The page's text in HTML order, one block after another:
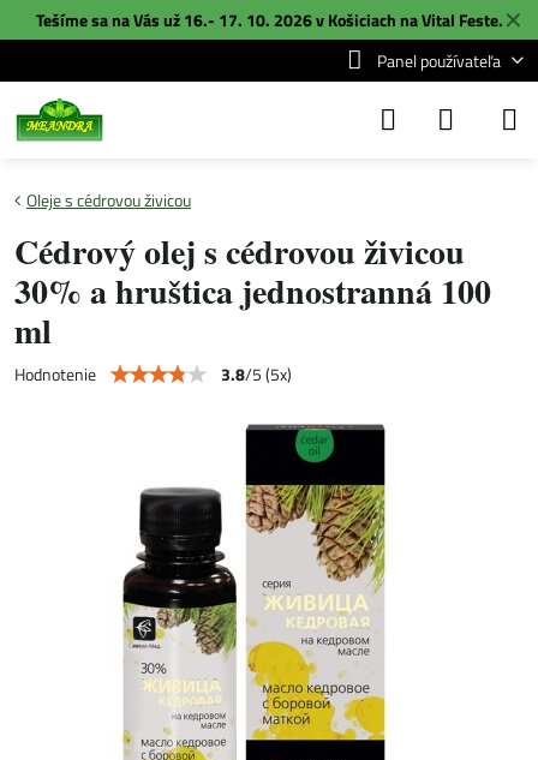
✕
Tešíme sa na Vás už 16.- 17. 10. 2026 v Košiciach naVital Feste.
Panel používateľa
Oleje s cédrovou živicou
Cédrový olej s cédrovou živicou
30% a hruštica jednostranná 100
ml
Hodnotenie 3.8/5(5x)